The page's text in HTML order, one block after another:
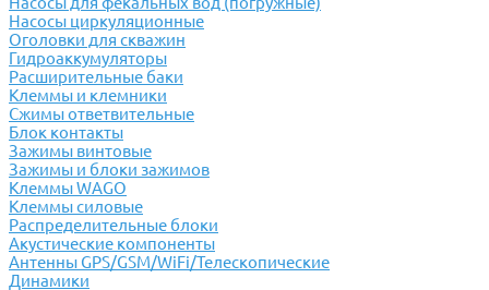
Насосы циркуляционные
Оголовки для скважин
Гидроаккумуляторы
Расширительные баки
Клеммы и клемники
Cжимы ответвительные
Блок контакты
Зажимы винтовые
Зажимы и блоки зажимов
Клеммы WAGO
Клеммы силовые
Распределительные блоки
Акустические компоненты
Антенны GPS/GSM/WiFi/Телескопические
Динамики